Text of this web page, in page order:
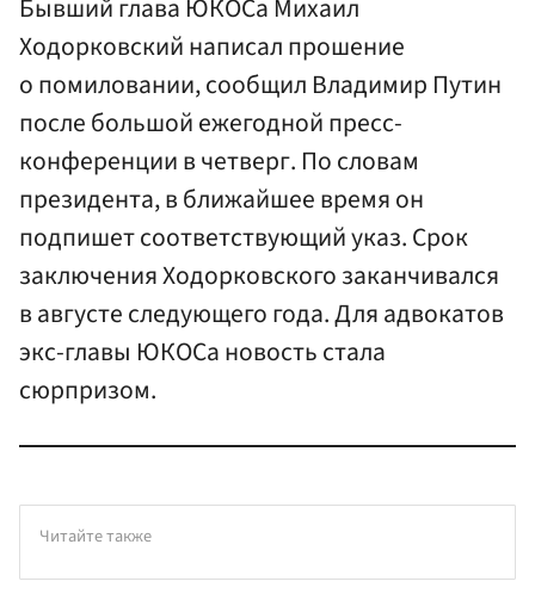
Бывший глава ЮКОСа Михаил
Ходорковский написал прошение
о помиловании, сообщил Владимир Путин
после большой ежегодной пресс-
конференции в четверг. По словам
президента, в ближайшее время он
подпишет соответствующий указ. Срок
заключения Ходорковского заканчивался
в августе следующего года. Для адвокатов
экс-главы ЮКОСа новость стала
сюрпризом.
Читайте также